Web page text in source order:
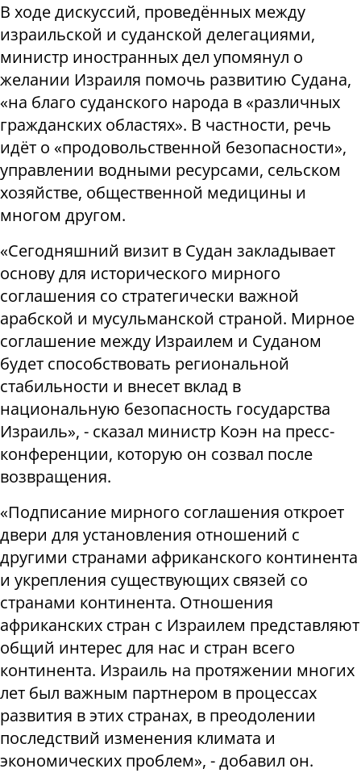
В ходе дискуссий, проведённых между
израильской и суданской делегациями,
министр иностранных дел упомянул о
желании Израиля помочь развитию Судана,
«на благо суданского народа в «различных
гражданских областях». В частности, речь
идёт о «продовольственной безопасности»,
управлении водными ресурсами, сельском
хозяйстве, общественной медицины и
многом другом.
«Сегодняшний визит в Судан закладывает
основу для исторического мирного
соглашения со стратегически важной
арабской и мусульманской страной. Мирное
соглашение между Израилем и Суданом
будет способствовать региональной
стабильности и внесет вклад в
национальную безопасность государства
Израиль», - сказал министр Коэн на пресс-
конференции, которую он созвал после
возвращения.
«Подписание мирного соглашения откроет
двери для установления отношений с
другими странами африканского континента
и укрепления существующих связей со
странами континента. Отношения
африканских стран с Израилем представляют
общий интерес для нас и стран всего
континента. Израиль на протяжении многих
лет был важным партнером в процессах
развития в этих странах, в преодолении
последствий изменения климата и
экономических проблем», - добавил он.